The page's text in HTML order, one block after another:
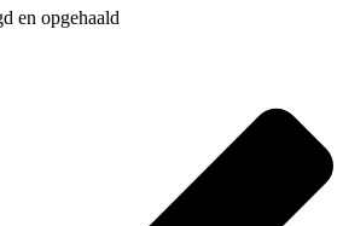
en opgehaald